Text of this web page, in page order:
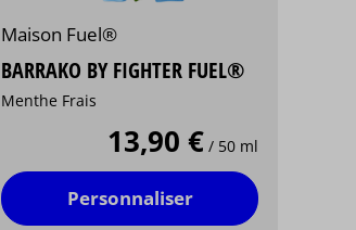
Maison Fuel®
BARRAKO BY FIGHTER FUEL®
Menthe Frais
13,90 € / 50 ml
Personnaliser